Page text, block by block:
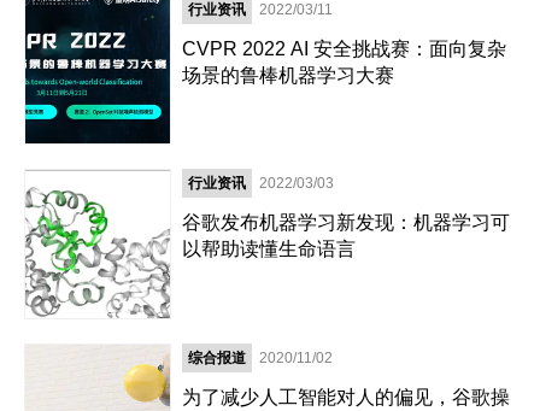
行业资讯 2022/03/11
CVPR 2022 AI 安全挑战赛：面向复杂
场景的鲁棒机器学习大赛
行业资讯 2022/03/03
谷歌发布机器学习新发现：机器学习可
以帮助读懂生命语言
综合报道 2020/11/02
为了减少人工智能对人的偏见，谷歌操